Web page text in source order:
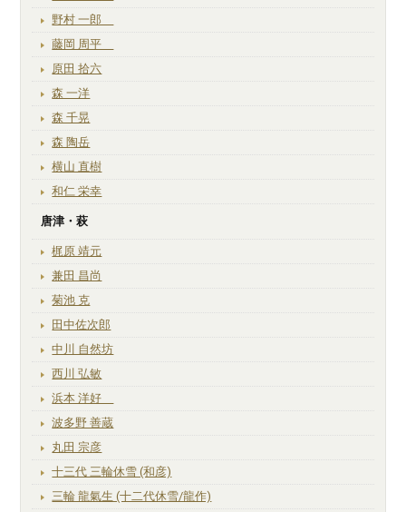
野村 一郎
藤岡 周平
原田 拾六
森 一洋
森 千晃
森 陶岳
横山 直樹
和仁 栄幸
唐津・萩
梶原 靖元
兼田 昌尚
菊池 克
田中佐次郎
中川 自然坊
西川 弘敏
浜本 洋好
波多野 善蔵
丸田 宗彦
十三代 三輪休雪 (和彦)
三輪 龍氣生 (十二代休雪/龍作)